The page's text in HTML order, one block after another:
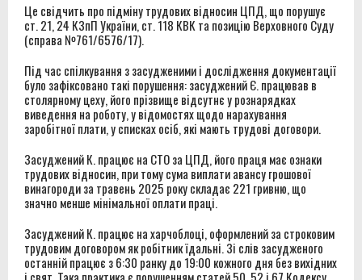
Це свідчить про підміну трудових відносин ЦПД, що порушує
ст. 21, 24 КЗпП України, ст. 118 КВК та позицію Верховного Суду
(справа №761/6576/17).
Під час спілкування з засудженими і дослідження документації
було зафіксовано такі порушення: засуджений Є. працював в
столярному цеху, його прізвище відсутнє у рознарядках
виведення на роботу, у відомостях щодо нарахування
заробітної плати, у списках осіб, які мають трудові договори.
Засуджений К. працює на СТО за ЦПД, його праця має ознаки
трудових відносин, при тому сума виплати авансу грошової
винагороди за травень 2025 року складає 221 гривню, що
значно менше мінімальної оплати праці.
Засуджений К. працює на харчоблоці, оформлений за строковим
трудовим договором як робітник їдальні. Зі слів засудженого
останній працює з 6:30 ранку до 19:00 кожного дня без вихідних